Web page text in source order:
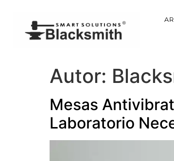
Autor:
Mesas
Laboratorio